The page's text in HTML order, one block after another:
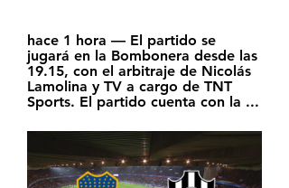
hace 1 hora — El partido se
jugará en la Bombonera desde las
19.15, con el arbitraje de Nicolás
Lamolina y TV a cargo de TNT
Sports. El partido cuenta con la ...